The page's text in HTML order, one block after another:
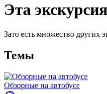
Эта
Зато есть множество других
Темы
Обзорные на автобусе